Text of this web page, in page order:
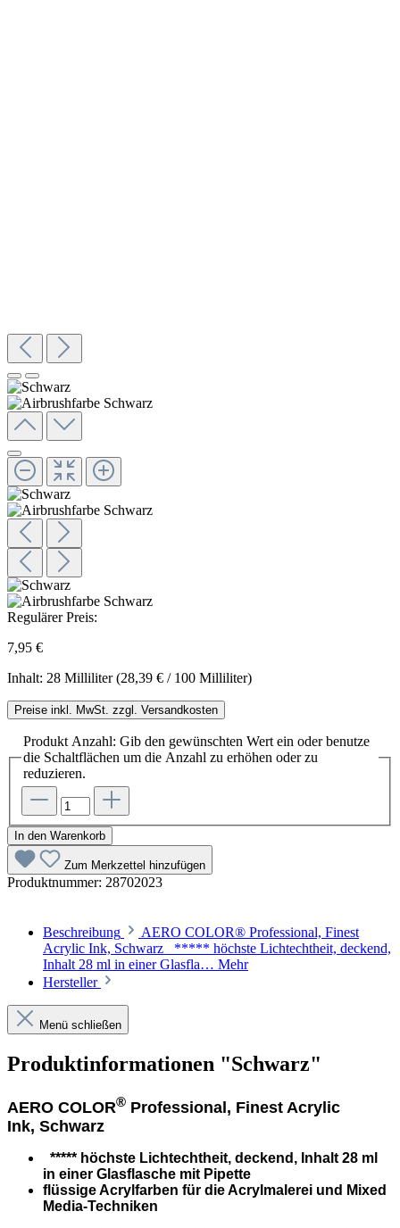
Regulärer Preis:
7,95 €
Inhalt: 28 Milliliter(28,39 € / 100 Milliliter)
Preise inkl. MwSt. zzgl. Versandkosten
Produkt Anzahl: Gib den gewünschten Wert ein oder benutze
die Schaltflächen um die Anzahl zu erhöhen oder zu
reduzieren.
In den Warenkorb
Zum Merkzettel hinzufügen
Produktnummer: 28702023
Beschreibung
AERO COLOR® Professional, Finest
Acrylic Ink, Schwarz ***** höchste Lichtechtheit, deckend,
Inhalt 28 ml in einer Glasfla… Mehr
Hersteller
Menü schließen
Produktinformationen "Schwarz"
AERO COLOR® Professional, Finest Acrylic
Ink, Schwarz
***** höchste Lichtechtheit, deckend, Inhalt 28 ml
in einer Glasflasche mit Pipette
flüssige Acrylfarben für die Acrylmalerei und Mixed
Media-Techniken